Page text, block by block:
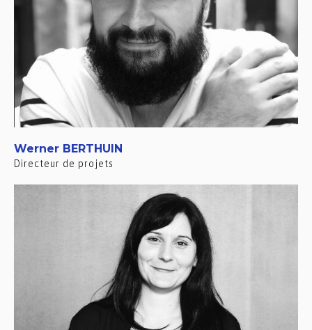
Werner BERTHUIN
Directeur de projets